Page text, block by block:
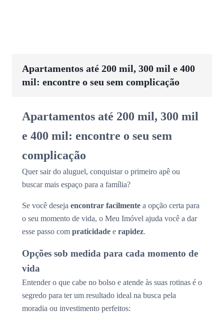
Apartamentos até 200 mil, 300 mil e 400
mil: encontre o seu sem complicação
Apartamentos até 200 mil, 300 mil
e 400 mil: encontre o seu sem
complicação
Quer sair do aluguel, conquistar o primeiro apê ou
buscar mais espaço para a família?
Se você deseja encontrar facilmente a opção certa para
o seu momento de vida, o Meu Imóvel ajuda você a dar
esse passo com praticidade e rapidez.
Opções sob medida para cada momento de
vida
Entender o que cabe no bolso e atende às suas rotinas é o
segredo para ter um resultado ideal na busca pela
moradia ou investimento perfeitos: